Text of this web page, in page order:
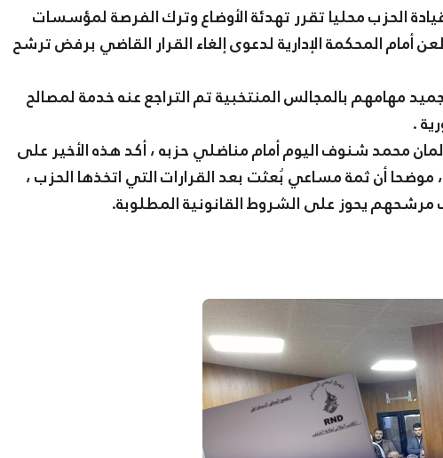
الحزب محليا تقرر تهدئة الأوضاع وترك الفرصة لمؤسسات
أمام المحكمة الإدارية لدعوى إلغاء القرار القاضي برفض ترشح
مهامهم بالمجالس المنتخبية تم التراجع عنه خدمة لمصالح
.
محمد شنوف اليوم أمام مناضلي حزبه ، أكد هذه الأخير على
أن ثمة مساعي بُعثت بعد القرارات التي اتخذها الحزب ،
مرشحهم يحوز على الشروط القانونية المطلوبة.